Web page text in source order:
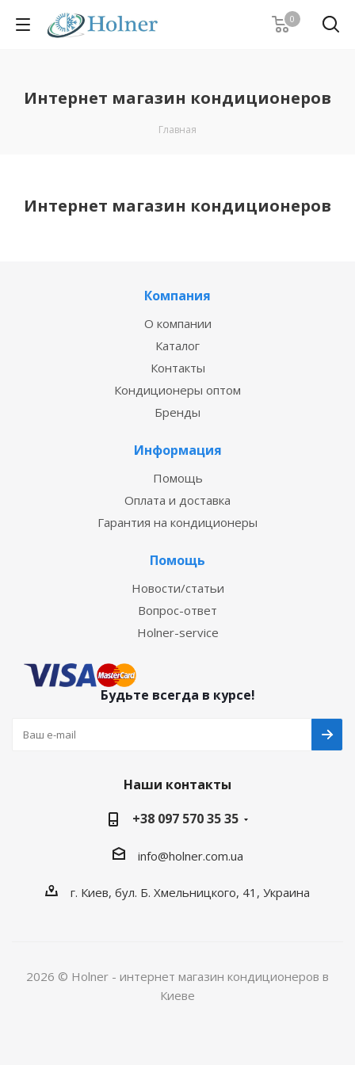
0
Интернет магазин кондиционеров
Главная
Интернет магазин кондиционеров
Компания
О компании
Каталог
Контакты
Кондиционеры оптом
Бренды
Информация
Помощь
Оплата и доставка
Гарантия на кондиционеры
Помощь
Новости/статьи
Вопрос-ответ
Holner-service
Будьте всегда в курсе!
Наши контакты
+38 097 570 35 35
info@holner.com.ua
г. Киев, бул. Б. Хмельницкого, 41, Украина
2026 © Holner - интернет магазин кондиционеров в
Киеве